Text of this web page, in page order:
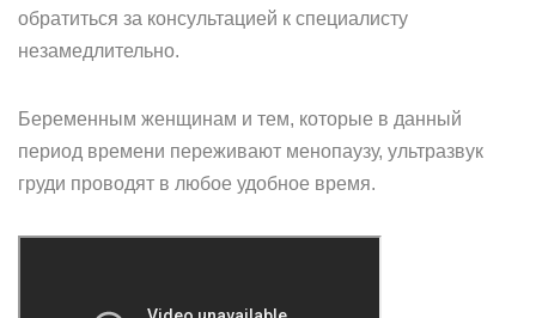
обратиться за консультацией к специалисту
незамедлительно.
Беременным женщинам и тем, которые в данный
период времени переживают менопаузу, ультразвук
груди проводят в любое удобное время.